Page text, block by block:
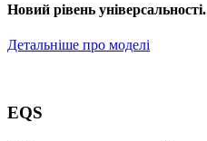
Новий рівень універсальності.
Детальніше про моделі
EQS